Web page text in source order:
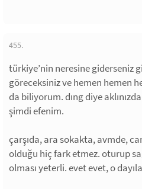
455.
türkiye’nin neresine giderseniz
göreceksiniz ve hemen hemen
da biliyorum. dıng diye
şimdi efenim.
çarşıda, ara sokakta, avmde,
olduğu hiç fark etmez. oturup
olması yeterli. evet evet, o